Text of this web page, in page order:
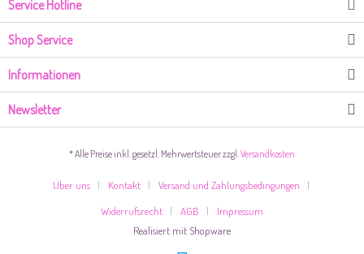
Service Hotline
Shop Service
Informationen
Newsletter
* Alle Preise inkl. gesetzl. Mehrwertsteuer zzgl.Versandkosten
Über uns Kontakt
Versand und Zahlungsbedingungen
Widerrufsrecht
AGB
Impressum
Realisiert mit Shopware